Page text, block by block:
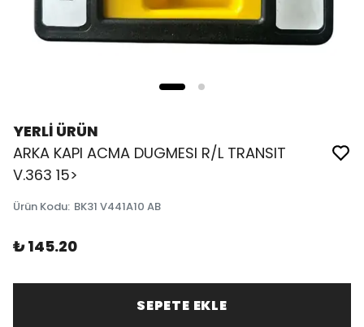
YERLİ ÜRÜN
ARKA KAPI ACMA DUGMESI R/L TRANSIT
V.363 15>
Ürün Kodu: BK31 V441A10 AB
₺ 145.20
SEPETE EKLE